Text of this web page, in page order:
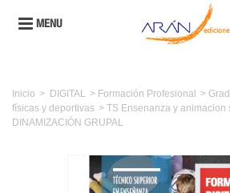
MENU
Inicio > DIGITAL > Formación Profesional >
físicas y deportivas > TS Ensenanza y animacion
DINAMIZACIÓN GRUPAL